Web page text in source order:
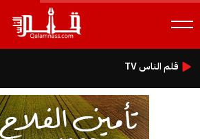
قلم الناس TV